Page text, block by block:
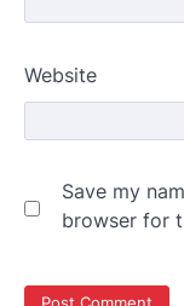
Website
Save my
browser for